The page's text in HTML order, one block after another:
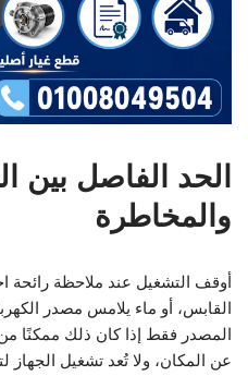
الحد الفاصل بين
والمخاطرة
أوقف التشغيل عند ملاحظة رائحة
القابس، أو ماء يلامس مصدر
المصدر فقط إذا كان ذلك ممكنًا
عن المكان، ولا تُعد تشغيل الجهاز